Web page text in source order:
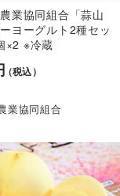
業協同組合「蒜山
ヨーグルト2種セッ
×2 ※冷蔵
（税込）
業協同組合